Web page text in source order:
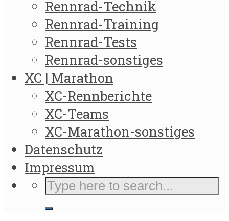
Rennrad-Technik
Rennrad-Training
Rennrad-Tests
Rennrad-sonstiges
XC | Marathon
XC-Rennberichte
XC-Teams
XC-Marathon-sonstiges
Datenschutz
Impressum